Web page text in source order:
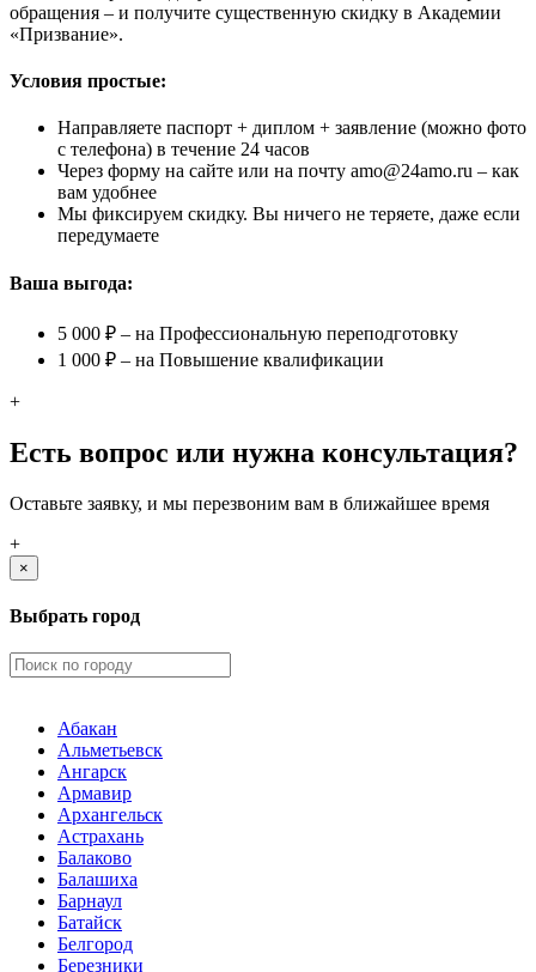
обращения – и получите существенную скидку в Академии
«Призвание».
Условия простые:
Направляете паспорт + диплом + заявление (можно фото
с телефона) в течение 24 часов
Через форму на сайте или на почту amo@24amo.ru – как
вам удобнее
Мы фиксируем скидку. Вы ничего не теряете, даже если
передумаете
Ваша выгода:
5 000 ₽ – на Профессиональную переподготовку
1 000 ₽ – на Повышение квалификации
+
Есть вопрос или нужна консультация?
Оставьте заявку, и мы перезвоним вам в ближайшее время
+
×
Выбрать город
Абакан
Альметьевск
Ангарск
Армавир
Архангельск
Астрахань
Балаково
Балашиха
Барнаул
Батайск
Белгород
Березники